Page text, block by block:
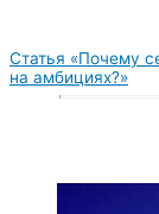
Статья «Почему
на амбициях?»